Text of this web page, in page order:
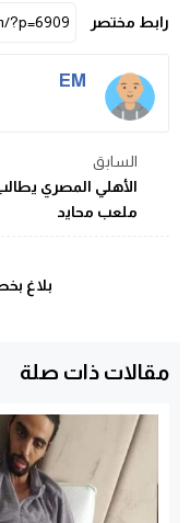
رابط مختصر
EM
السابق
الأهلي المصري
ملعب محايد
بلاغ
مقالات ذات صلة